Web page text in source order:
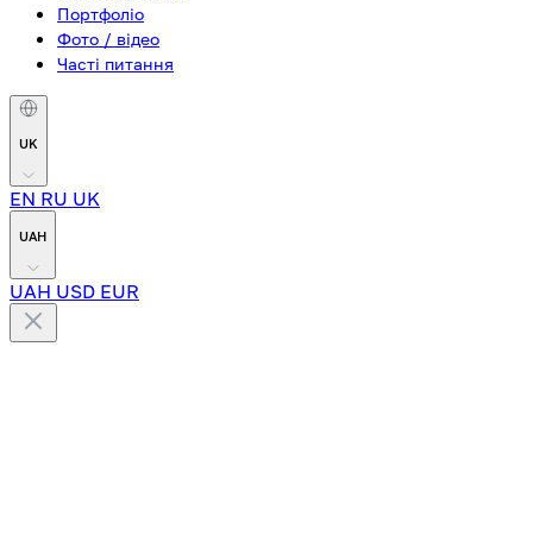
Портфоліо
Фото / відео
Часті питання
UK
EN RU UK
UAH
UAH USD EUR